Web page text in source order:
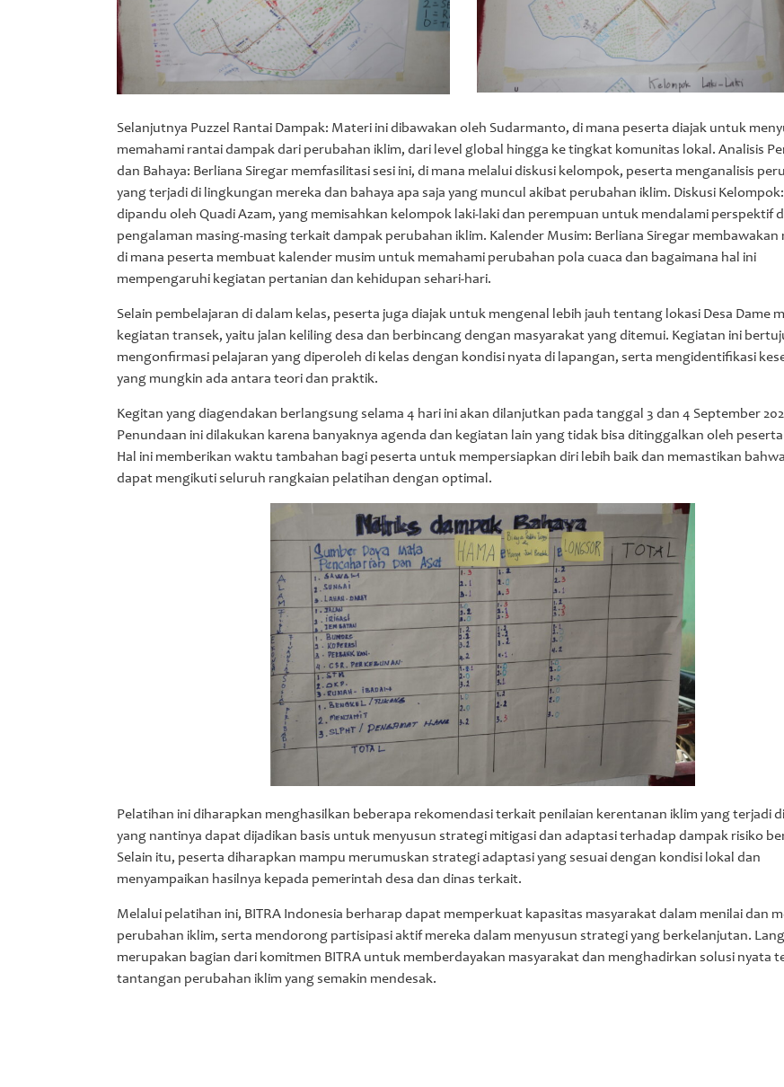
Selanjutnya Puzzel Rantai Dampak: Materi ini dibawakan oleh Sudarmanto, di mana peserta diajak untuk
memahami rantai dampak dari perubahan iklim, dari level global hingga ke tingkat komunitas lokal. Analisis
dan Bahaya: Berliana Siregar memfasilitasi sesi ini, di mana melalui diskusi kelompok, peserta menganalisis
yang terjadi di lingkungan mereka dan bahaya apa saja yang muncul akibat perubahan iklim. Diskusi
dipandu oleh Quadi Azam, yang memisahkan kelompok laki-laki dan perempuan untuk mendalami perspektif
pengalaman masing-masing terkait dampak perubahan iklim. Kalender Musim: Berliana Siregar membawakan
di mana peserta membuat kalender musim untuk memahami perubahan pola cuaca dan bagaimana hal ini
mempengaruhi kegiatan pertanian dan kehidupan sehari-hari.
Selain pembelajaran di dalam kelas, peserta juga diajak untuk mengenal lebih jauh tentang lokasi Desa Dame
kegiatan transek, yaitu jalan keliling desa dan berbincang dengan masyarakat yang ditemui. Kegiatan ini
mengonfirmasi pelajaran yang diperoleh di kelas dengan kondisi nyata di lapangan, serta mengidentifikasi
yang mungkin ada antara teori dan praktik.
Kegitan yang diagendakan berlangsung selama 4 hari ini akan dilanjutkan pada tanggal 3 dan 4 September
Penundaan ini dilakukan karena banyaknya agenda dan kegiatan lain yang tidak bisa ditinggalkan oleh
Hal ini memberikan waktu tambahan bagi peserta untuk mempersiapkan diri lebih baik dan memastikan
dapat mengikuti seluruh rangkaian pelatihan dengan optimal.
Pelatihan ini diharapkan menghasilkan beberapa rekomendasi terkait penilaian kerentanan iklim yang terjadi
yang nantinya dapat dijadikan basis untuk menyusun strategi mitigasi dan adaptasi terhadap dampak risiko
Selain itu, peserta diharapkan mampu merumuskan strategi adaptasi yang sesuai dengan kondisi lokal dan
menyampaikan hasilnya kepada pemerintah desa dan dinas terkait.
Melalui pelatihan ini, BITRA Indonesia berharap dapat memperkuat kapasitas masyarakat dalam menilai dan
perubahan iklim, serta mendorong partisipasi aktif mereka dalam menyusun strategi yang berkelanjutan.
merupakan bagian dari komitmen BITRA untuk memberdayakan masyarakat dan menghadirkan solusi nyata
tantangan perubahan iklim yang semakin mendesak.